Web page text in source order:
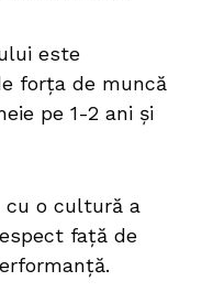
este
forța de muncă
pe 1-2 ani și
o cultură a
față de